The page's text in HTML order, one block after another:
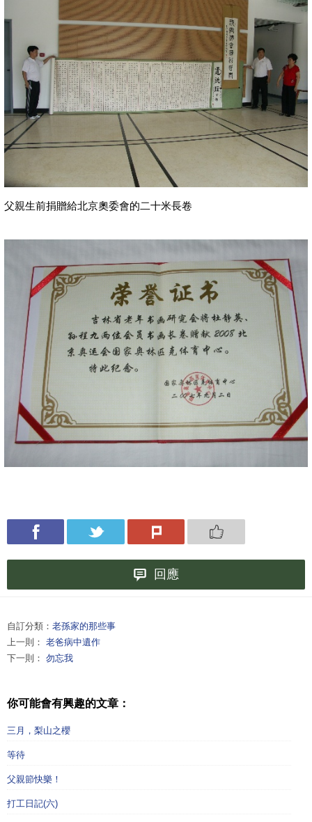
父親生前捐贈給北京奧委會的二十米長卷
回應
自訂分類： 老孫家的那些事
上一則： 老爸病中遺作
下一則： 勿忘我
你可能會有興趣的文章：
三月，梨山之櫻
等待
父親節快樂！
打工日記(六)